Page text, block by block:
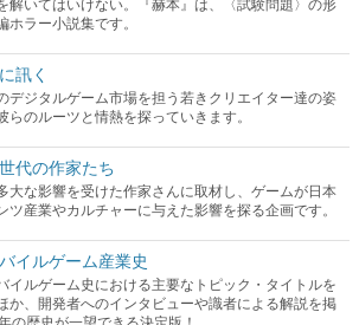
ホラー小説集です。
訊く
デジタルゲーム市場を担う若きクリエイター達の姿
らのルーツと情熱を探っていきます。
代の作家たち
大な影響を受けた作家さんに取材し、ゲームが日本
ツ産業やカルチャーに与えた影響を探る企画です。
イルゲーム産業史
イルゲーム史における主要なトピック・タイトルを
か、開発者へのインタビューや識者による解説を掲